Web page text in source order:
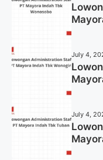
July 4,
July 4,